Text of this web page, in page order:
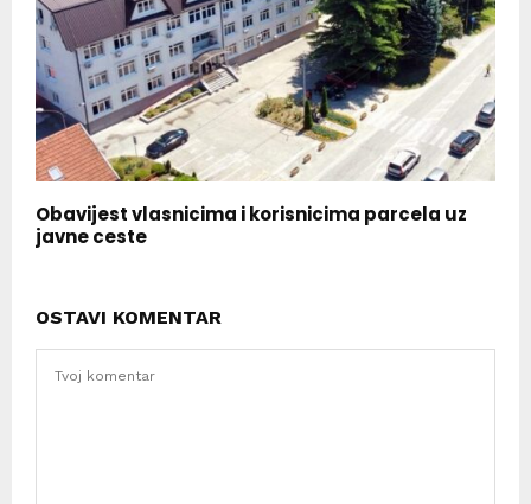
Obavijest vlasnicima i korisnicima parcela uz
javne ceste
OSTAVI KOMENTAR